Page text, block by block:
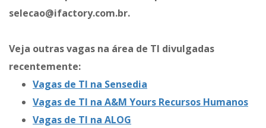
selecao@ifactory.com.br.
Veja outras vagas na área de TI divulgadas
recentemente:
Vagas de TI na Sensedia
Vagas de TI na A&M Yours Recursos Humanos
Vagas de TI na ALOG